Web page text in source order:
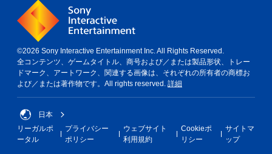
©2026 Sony Interactive Entertainment Inc. All Rights Reserved.
全コンテンツ、ゲームタイトル、商号および／または製品形状、トレー
ドマーク、アートワーク、関連する画像は、それぞれの所有者の商標お
よび／または著作物です。All rights reserved. 詳細
日本
リーガルポ
ータル
プライバシー
ポリシー
ウェブサイト
利用規約
Cookieポ
リシー
サイトマ
ップ